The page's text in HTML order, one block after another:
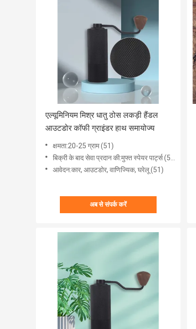
एल्यूमिनियम मिश्र धातु ठोस लकड़ी हैंडल
आउटडोर कॉफी ग्राइंडर हाथ समायोज्य
क्षमता:20-25 ग्राम (51)
बिक्री के बाद सेवा प्रदान की:मुफ्त स्पेयर पार्ट्स (51)
आवेदन:कार, ​​आउटडोर, वाणिज्यिक, घरेलू (51)
अब से संपर्क करें